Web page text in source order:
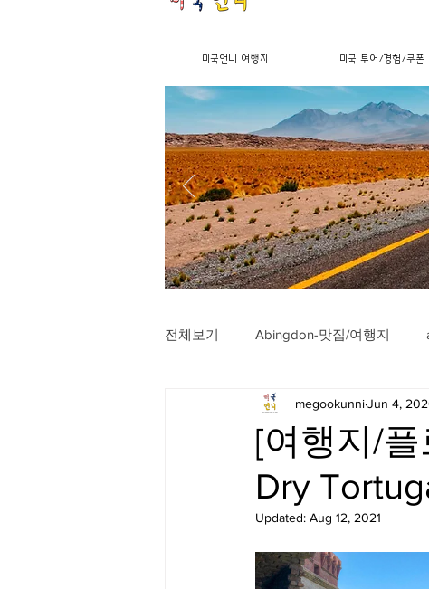
전체보기 Abingdon-맛집/여행지
Arlington-맛집/여행지 Arlington-
Badlands-맛집/여행지
Big Bend-맛집/여행지
[여행지/
Dry
megookunniJun 4,
Updated: Aug 12, 2021
미국언니 여행지 미국 투어/경험/쿠폰